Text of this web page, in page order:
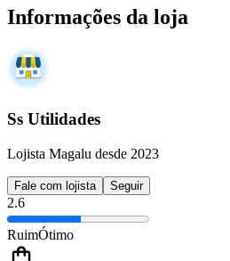
Informações da loja
Ss Utilidades
Lojista Magalu desde 2023
Fale com lojista Seguir
2.6
RuimÓtimo